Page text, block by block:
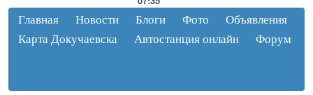
Главная Новости Блоги Фото
Объявления
Карта Докучаевска
Автостанция онлайн Форум